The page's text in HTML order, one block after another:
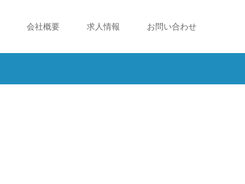
会社概要 求人情報 お問い合わせ